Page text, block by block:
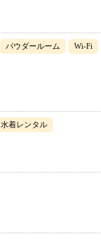
パウダールーム Wi-Fi
水着レンタル